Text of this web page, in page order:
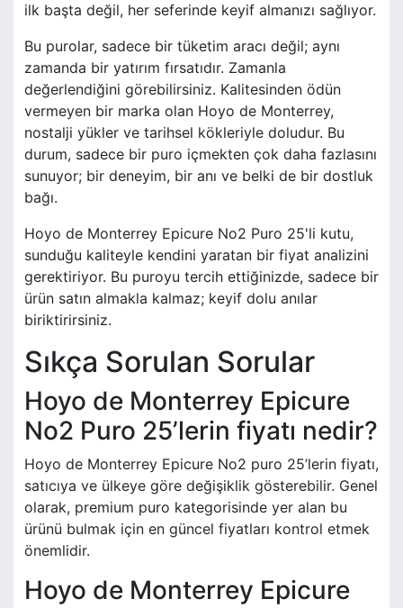
ilk başta değil, her seferinde keyif almanızı sağlıyor.
Bu purolar, sadece bir tüketim aracı değil; aynı
zamanda bir yatırım fırsatıdır. Zamanla
değerlendiğini görebilirsiniz. Kalitesinden ödün
vermeyen bir marka olan Hoyo de Monterrey,
nostalji yükler ve tarihsel kökleriyle doludur. Bu
durum, sadece bir puro içmekten çok daha fazlasını
sunuyor; bir deneyim, bir anı ve belki de bir dostluk
bağı.
Hoyo de Monterrey Epicure No2 Puro 25'li kutu,
sunduğu kaliteyle kendini yaratan bir fiyat analizini
gerektiriyor. Bu puroyu tercih ettiğinizde, sadece bir
ürün satın almakla kalmaz; keyif dolu anılar
biriktirirsiniz.
Sıkça Sorulan Sorular
Hoyo de Monterrey Epicure
No2 Puro 25’lerin fiyatı nedir?
Hoyo de Monterrey Epicure No2 puro 25’lerin fiyatı,
satıcıya ve ülkeye göre değişiklik gösterebilir. Genel
olarak, premium puro kategorisinde yer alan bu
ürünü bulmak için en güncel fiyatları kontrol etmek
önemlidir.
Hoyo de Monterrey Epicure